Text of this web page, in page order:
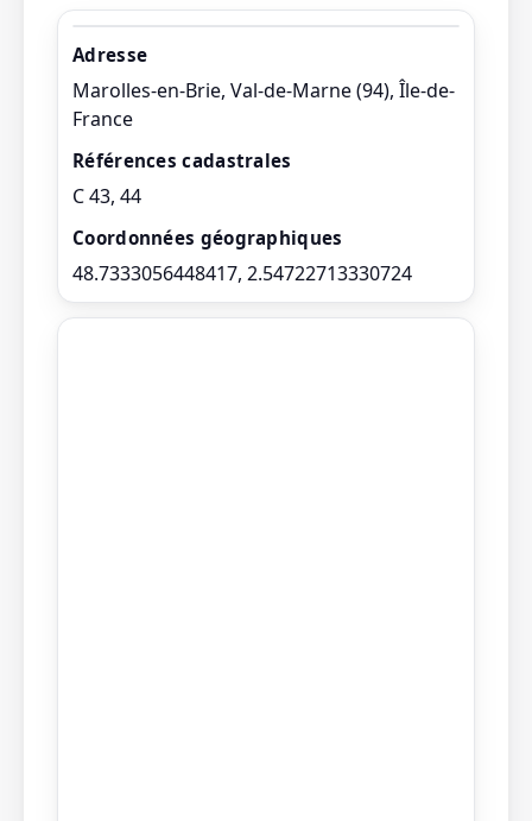
Adresse
Marolles-en-Brie, Val-de-Marne (94), Île-de-
France
Références cadastrales
C 43, 44
Coordonnées géographiques
48.7333056448417, 2.54722713330724